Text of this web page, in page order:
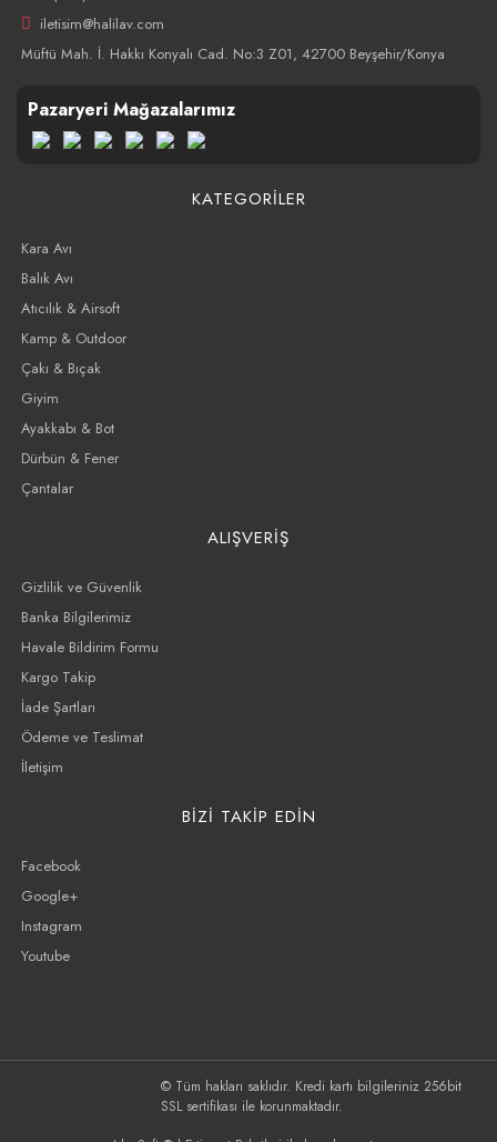
iletisim@halilav.com
Müftü Mah. İ. Hakkı Konyalı Cad. No:3 Z01, 42700 Beyşehir/Konya
Pazaryeri Mağazalarımız
KATEGORİLER
Kara Avı
Balık Avı
Atıcılık & Airsoft
Kamp & Outdoor
Çakı & Bıçak
Giyim
Ayakkabı & Bot
Dürbün & Fener
Çantalar
ALIŞVERİŞ
Gizlilik ve Güvenlik
Banka Bilgilerimiz
Havale Bildirim Formu
Kargo Takip
İade Şartları
Ödeme ve Teslimat
İletişim
BİZİ TAKİP EDİN
Facebook
Google+
Instagram
Youtube
© Tüm hakları saklıdır. Kredi kartı bilgileriniz 256bit
SSL sertifikası ile korunmaktadır.